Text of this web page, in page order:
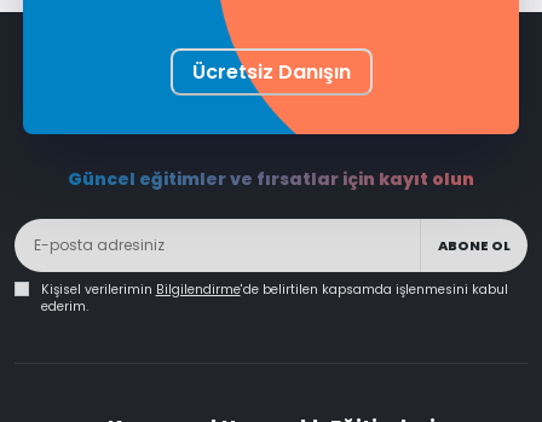
Ücretsiz Danışın
Güncel eğitimler ve fırsatlar için kayıt olun
ABONE OL
Kişisel verilerimin Bilgilendirme'de belirtilen kapsamda işlenmesini kabul
ederim.